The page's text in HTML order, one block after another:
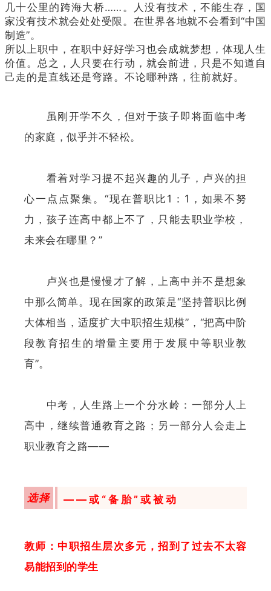
几十公里的跨海大桥……。人没有技术，不能生存，国
家没有技术就会处处受限。在世界各地就不会看到“中国
制造”。
所以上职中，在职中好好学习也会成就梦想，体现人生
价值。总之，人只要在行动，就会前进，只是不知道自
己走的是直线还是弯路。不论哪种路，往前就好。
虽刚开学不久，但对于孩子即将面临中考
的家庭，似乎并不轻松。
看着对学习提不起兴趣的儿子，卢兴的担
心一点点聚集。“现在普职比1：1，如果不努
力，孩子连高中都上不了，只能去职业学校，
未来会在哪里？”
卢兴也是慢慢才了解，上高中并不是想象
中那么简单。现在国家的政策是“坚持普职比例
大体相当，适度扩大中职招生规模”，“把高中阶
段教育招生的增量主要用于发展中等职业教
育”。
中考，人生路上一个分水岭：一部分人上
高中，继续普通教育之路；另一部分人会走上
职业教育之路——
选择 ——或“备胎”或被动
教师：中职招生层次多元，招到了过去不太容
易能招到的学生